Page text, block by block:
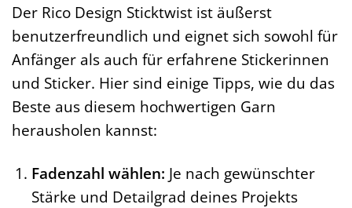
Der Rico Design Sticktwist ist äußerst
benutzerfreundlich und eignet sich sowohl für
Anfänger als auch für erfahrene Stickerinnen
und Sticker. Hier sind einige Tipps, wie du das
Beste aus diesem hochwertigen Garn
herausholen kannst:
Fadenzahl wählen: Je nach gewünschter
Stärke und Detailgrad deines Projekts